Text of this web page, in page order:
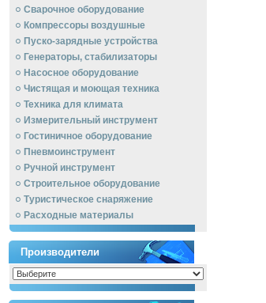
Сварочное оборудование
Компрессоры воздушные
Пуско-зарядные устройства
Генераторы, стабилизаторы
Насосное оборудование
Чистящая и моющая техника
Техника для климата
Измерительный инструмент
Гостиничное оборудование
Пневмоинструмент
Ручной инcтрумент
Строительное оборудование
Туристическое снаряжение
Расходные материалы
Производители